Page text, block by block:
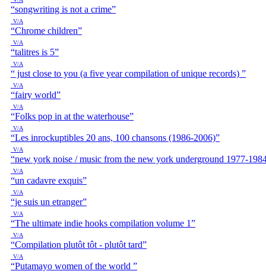
“songwriting is not a crime”
V/A
“Chrome children”
V/A
“talitres is 5”
V/A
“ just close to you (a five year compilation of unique records) ”
V/A
“fairy world”
V/A
“Folks pop in at the waterhouse”
V/A
“Les inrockuptibles 20 ans, 100 chansons (1986-2006)”
V/A
“new york noise / music from the new york underground 1977-
V/A
“un cadavre exquis”
V/A
“je suis un etranger”
V/A
“The ultimate indie hooks compilation volume 1”
V/A
“Compilation plutôt tôt - plutôt tard”
V/A
“Putamayo women of the world ”